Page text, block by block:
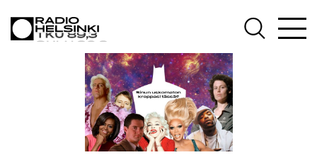
OHJELMAT
TEKIJÄT